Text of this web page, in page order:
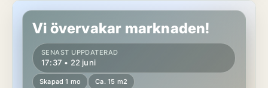
Butikslokal i Karlshamn
Vi övervakar marknaden!
SENAST UPPDATERAD
17:37 • 22 juni
Skapad 1 mo Ca. 15 m2